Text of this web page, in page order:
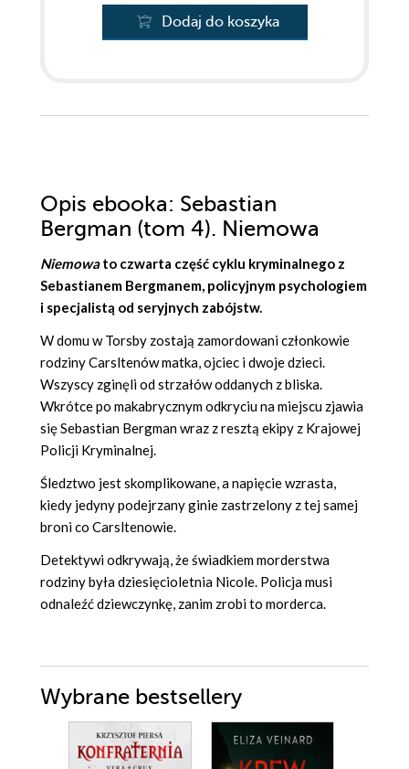
Dodaj do koszyka
Opis ebooka: Sebastian
Bergman (tom 4). Niemowa
Niemowato czwarta część cyklu kryminalnego z
Sebastianem Bergmanem, policyjnym psychologiem
i specjalistą od seryjnych zabójstw.
W domu w Torsby zostają zamordowani członkowie
rodziny Carsltenów matka, ojciec i dwoje dzieci.
Wszyscy zginęli od strzałów oddanych z bliska.
Wkrótce po makabrycznym odkryciu na miejscu zjawia
się Sebastian Bergman wraz z resztą ekipy z Krajowej
Policji Kryminalnej.
Śledztwo jest skomplikowane, a napięcie wzrasta,
kiedy jedyny podejrzany ginie zastrzelony z tej samej
broni co Carsltenowie.
Detektywi odkrywają, że świadkiem morderstwa
rodziny była dziesięcioletnia Nicole. Policja musi
odnaleźć dziewczynkę, zanim zrobi to morderca.
Wybrane bestsellery